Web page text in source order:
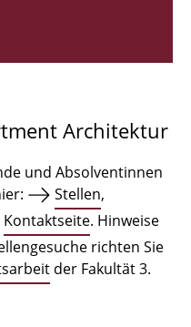
Architektur
und Absolventinnen
Stellen,
Kontaktseite. Hinweise
richten Sie
der Fakultät 3.